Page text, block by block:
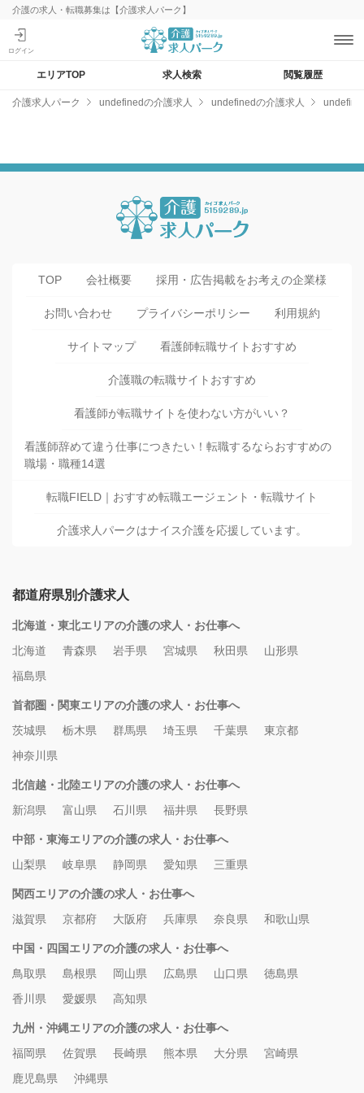
介護の求人・転職募集は【介護求人パーク】
エリアTOP 求人検索 閲覧履歴
介護求人パーク undefinedの介護求人 undefinedの介護求人
TOP 会社概要 採用・広告掲載をお考えの企業様
お問い合わせ プライバシーポリシー 利用規約
サイトマップ 看護師転職サイトおすすめ
介護職の転職サイトおすすめ
看護師が転職サイトを使わない方がいい？
看護師辞めて違う仕事につきたい！転職するならおすすめの
職場・職種14選
転職FIELD｜おすすめ転職エージェント・転職サイト
介護求人パークはナイス介護を応援しています。
都道府県別介護求人
北海道・東北エリアの介護の求人・お仕事へ
北海道
青森県 岩手県 宮城県 秋田県
山形県
福島県
首都圏・関東エリアの介護の求人・お仕事へ
茨城県
栃木県 群馬県 埼玉県 千葉県
東京都
神奈川県
北信越・北陸エリアの介護の求人・お仕事へ
新潟県
富山県 石川県 福井県 長野県
中部・東海エリアの介護の求人・お仕事へ
山梨県
岐阜県 静岡県 愛知県 三重県
関西エリアの介護の求人・お仕事へ
滋賀県
京都府 大阪府 兵庫県 奈良県 和歌山県
中国・四国エリアの介護の求人・お仕事へ
鳥取県
島根県 岡山県 広島県 山口県
徳島県
香川県
愛媛県 高知県
九州・沖縄エリアの介護の求人・お仕事へ
福岡県
佐賀県 長崎県 熊本県 大分県
宮崎県
鹿児島県
沖縄県